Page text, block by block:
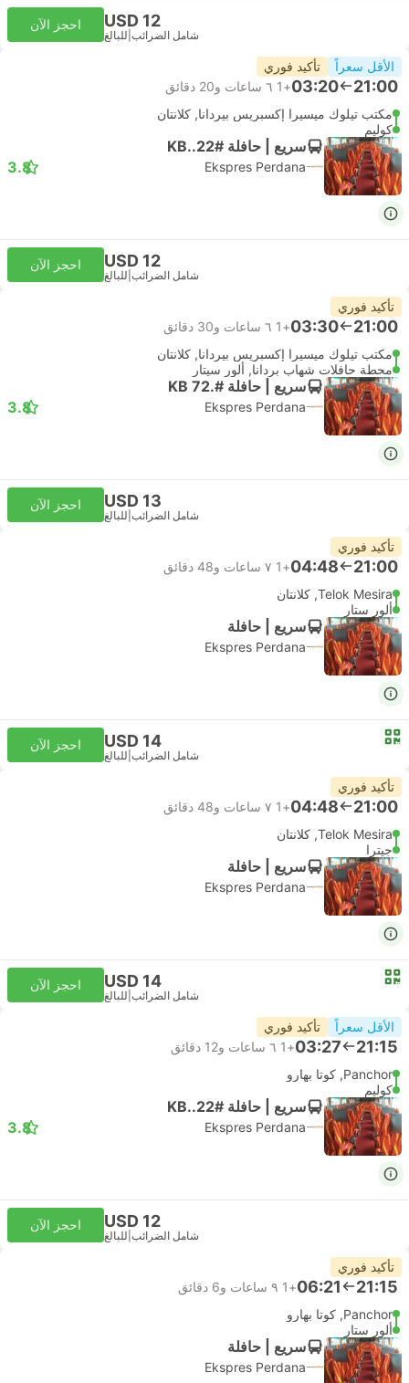
USD 12
شامل الضرائب للبالغ
احجز الآن
الأقل سعراً تأكيد فوري
21:00
03:20
+1
٦ ساعات و‫20 دقائق
مكتب تيلوك ميسيرا إكسبريس بيردانا, كلانتان
كوليم
سريع | حافلة #KB..22
Ekspres Perdana
3.8
USD 12
شامل الضرائب للبالغ
احجز الآن
تأكيد فوري
21:00
03:30
+1
٦ ساعات و‫30 دقائق
مكتب تيلوك ميسيرا إكسبريس بيردانا, كلانتان
محطة حافلات شهاب بردانا, ألور سيتار
سريع | حافلة #.KB 72
Ekspres Perdana
3.8
USD 13
شامل الضرائب للبالغ
احجز الآن
تأكيد فوري
21:00
04:48
+1
٧ ساعات و‫48 دقائق
Telok Mesira, كلانتان
ألور ستار
سريع | حافلة
Ekspres Perdana
USD 14
شامل الضرائب للبالغ
احجز الآن
تأكيد فوري
21:00
04:48
+1
٧ ساعات و‫48 دقائق
Telok Mesira, كلانتان
جيترا
سريع | حافلة
Ekspres Perdana
USD 14
شامل الضرائب للبالغ
احجز الآن
الأقل سعراً تأكيد فوري
21:15
03:27
+1
٦ ساعات و‫12 دقائق
Panchor, كوتا بهارو
كوليم
سريع | حافلة #KB..22
Ekspres Perdana
3.8
USD 12
شامل الضرائب للبالغ
احجز الآن
تأكيد فوري
21:15
06:21
+1
٩ ساعات و‫6 دقائق
Panchor, كوتا بهارو
ألور ستار
سريع | حافلة
Ekspres Perdana